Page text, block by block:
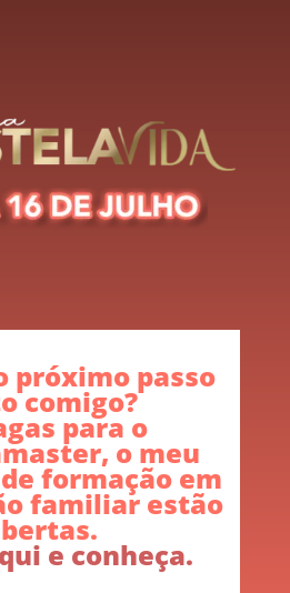
próximo passo
comigo?
para o
o meu
formação em
familiar estão
e conheça.